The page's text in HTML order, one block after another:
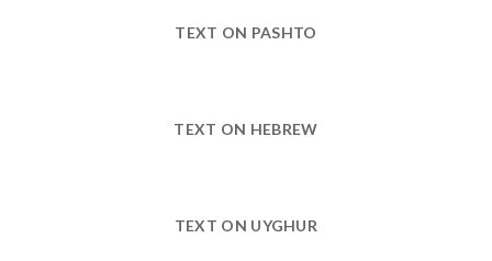
TEXT ON PASHTO
TEXT ON HEBREW
TEXT ON UYGHUR